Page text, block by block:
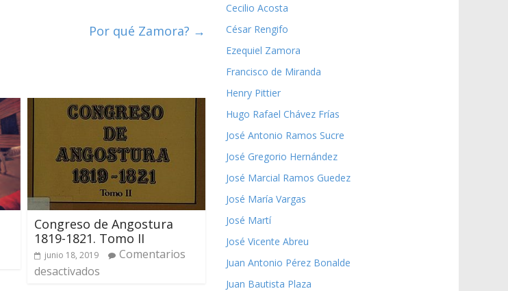
Por qué Zamora? →
Congreso de Angostura
1819-1821. Tomo II
junio 18, 2019
Comentarios
desactivados
Cecilio Acosta
César Rengifo
Ezequiel Zamora
Francisco de Miranda
Henry Pittier
Hugo Rafael Chávez Frías
José Antonio Ramos Sucre
José Gregorio Hernández
José Marcial Ramos Guedez
José María Vargas
José Martí
José Vicente Abreu
Juan Antonio Pérez Bonalde
Juan Bautista Plaza